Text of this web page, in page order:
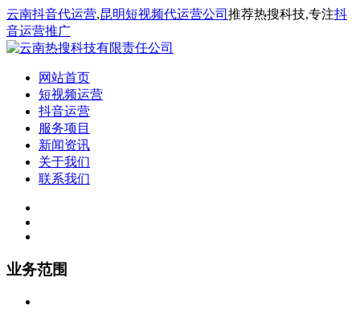
云南抖音代运营,昆明短视频代运营公司 推荐热搜科技,专注抖
音运营推广
网站首页
短视频运营
抖音运营
服务项目
新闻资讯
关于我们
联系我们
业务范围